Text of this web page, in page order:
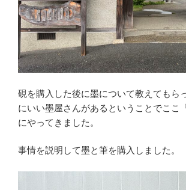
硯を購入した後に墨について教えてもら
にいい墨屋さんがあるということでここ
にやってきました。
事情を説明して墨と筆を購入しました。